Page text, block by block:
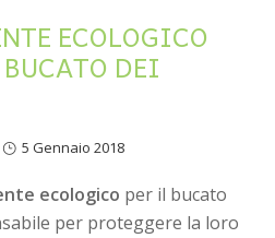
ECOLOGICO
DEI
5 Gennaio 2018
ecologico per il bucato
per proteggere la loro